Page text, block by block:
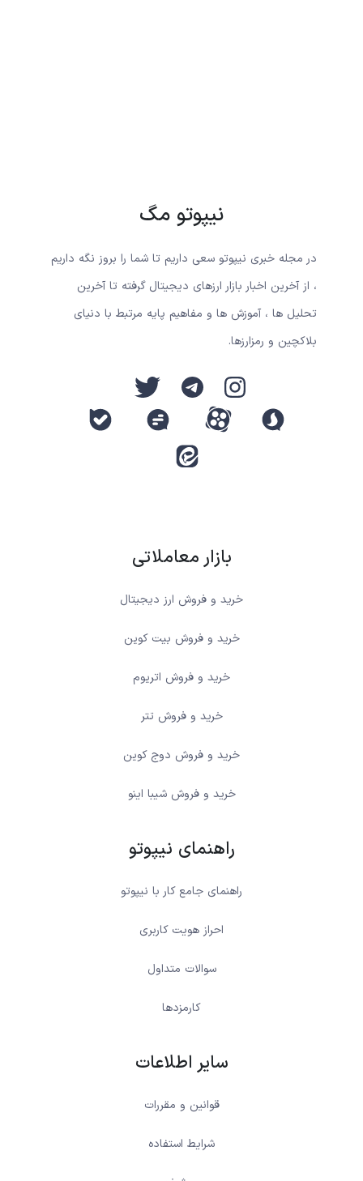
نیپوتو مگ
در مجله خبری نیپوتو سعی داریم تا شما را بروز نگه داریم
، از آخرین اخبار بازار ارزهای دیجیتال گرفته تا آخرین
تحلیل ها ، آموزش ها و مفاهیم پایه مرتبط با دنیای
بلاکچین و رمزارزها.
بازار معاملاتی
خرید و فروش ارز دیجیتال
خرید و فروش بیت کوین
خرید و فروش اتریوم
خرید و فروش تتر
خرید و فروش دوج کوین
خرید و فروش شیبا اینو
راهنمای نیپوتو
راهنمای جامع کار با نیپوتو
احراز هویت کاربری
سوالات متداول
کارمزدها
سایر اطلاعات
قوانین و مقررات
شرایط استفاده